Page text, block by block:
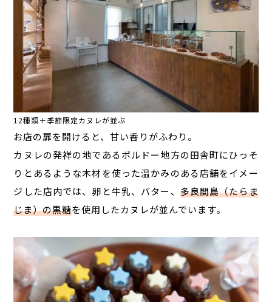
12種類＋季節限定カヌレが並ぶ
お店の扉を開けると、甘い香りがふわり。
カヌレの発祥の地であるボルドー地方の田舎町にひっそ
りとあるような木材を使った温かみのある店舗をイメー
ジした店内では、卵と牛乳、バター、 多良間島（たらま
じま）の黒糖を使用したカヌレが並んでいます。